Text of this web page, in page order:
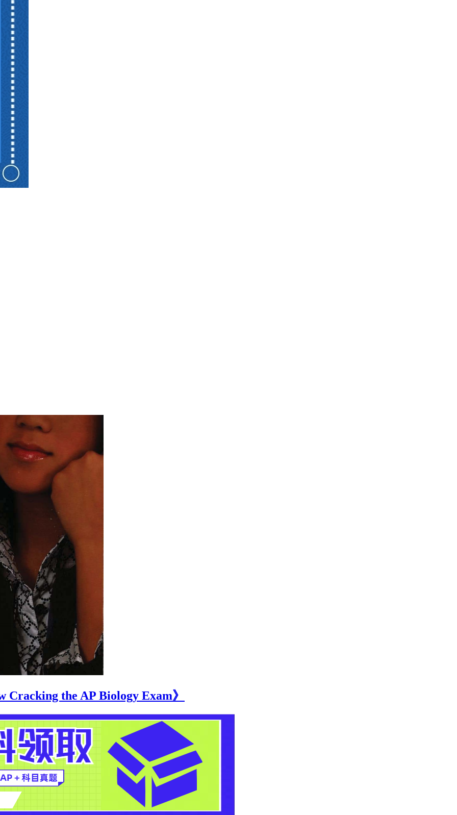
the AP Biology Exam》